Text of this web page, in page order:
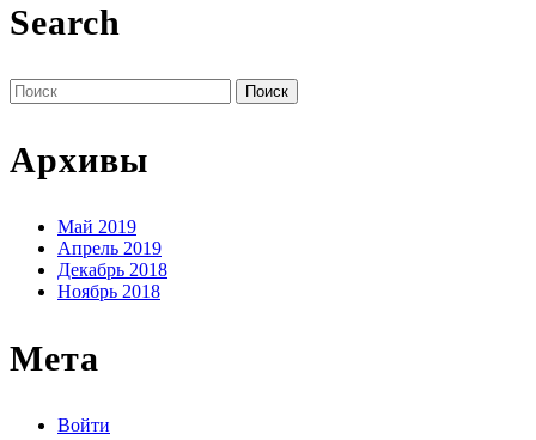
Search
Поиск
по:
Архивы
Май 2019
Апрель 2019
Декабрь 2018
Ноябрь 2018
Мета
Войти